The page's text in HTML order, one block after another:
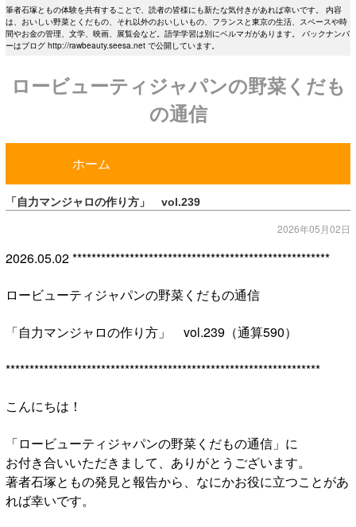
筆者石塚ともの体験を共有することで、読者の皆様にも新たな気付きがあれば幸いです。 内容
は、おいしい野菜とくだもの、それ以外のおいしいもの、フランスと東京の生活、スペースや時
間やお金の管理、文学、映画、展覧会など。語学学習は別にベルマガがあります。 バックナンバ
ーはブログ http://rawbeauty.seesa.net で公開しています。
ロービューティジャパンの野菜くだも
の通信
ホーム
「自力マンジャロの作り方」 vol.239
2026年05月02日
2026.05.02 ******************************************************
ロービューティジャパンの野菜くだもの通信
「自力マンジャロの作り方」 vol.239（通算590）
******************************************************************
こんにちは！
「ロービューティジャパンの野菜くだもの通信」に
お付き合いいただきまして、ありがとうございます。
著者石塚ともの発見と報告から、なにかお役に立つことがあ
れば幸いです。